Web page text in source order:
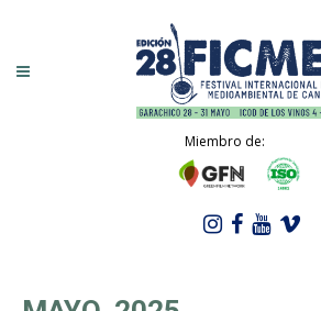
Miembro de: